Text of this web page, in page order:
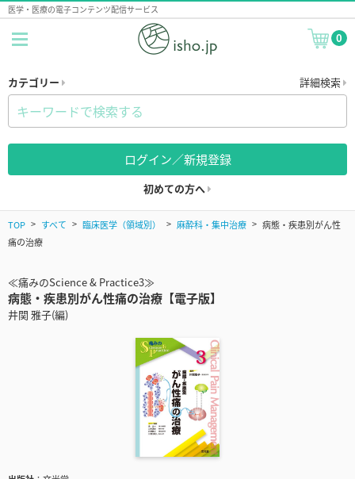
医学・医療の電子コンテンツ配信サービス
0
カテゴリー 詳細検索
ログイン／新規登録
初めての方へ
TOP すべて 臨床医学（領域別） 麻酔科・集中治療
病態・疾患別がん性
痛の治療
≪痛みのScience & Practice3≫
病態・疾患別がん性痛の治療【電子版】
井関 雅子(編)